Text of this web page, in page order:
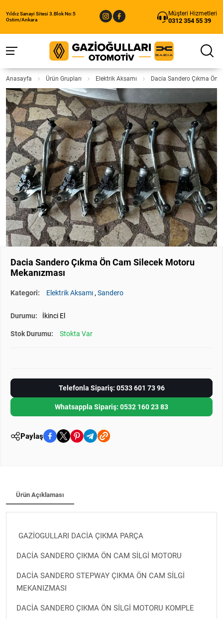
Yıldız Sanayi Sitesi 3.Blok No:5
Ostim/Ankara
Müşteri Hizmetleri
0312 354 55 39
Anasayfa Ürün Grupları Elektrik Aksamı Dacia Sandero Çıkma Ön
Dacia Sandero Çıkma Ön Cam Silecek Motoru
Mekanızması
Kategori: Elektrik Aksamı,Sandero
Durumu: İkinci El
Stok Durumu: Stokta Var
Telefonla Sipariş: 0533 601 73 96
Whatsappla Sipariş: 0532 160 23 83
Paylaş
Ürün Açıklaması
GAZİOGULLARI DACİA ÇIKMA PARÇA
DACİA SANDERO ÇIKMA ÖN CAM SİLGİ MOTORU
DACİA SANDERO STEPWAY ÇIKMA ÖN CAM SİLGİ
MEKANIZMASI
DACİA SANDERO ÇIKMA ÖN SİLGİ MOTORU KOMPLE